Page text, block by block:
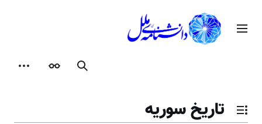
محتوامنوی اصلی
جستجوظاهر
تغییر وضعیت فهرست محتویات
تاریخ سوریه